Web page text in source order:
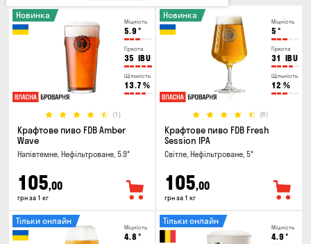
Міцність
5.9 °
Гіркота
35 IBU
Щільність
13.7 %
(1)
Новинка
Крафтове пиво FDB Amber
Wave
Напівтемне, Нефільтроване, 5.9°
105,00
грн за 1 кг
Міцність
5 °
Гіркота
31 IBU
Щільність
12 %
(6)
Новинка
Крафтове пиво FDB Fresh
Session IPA
Світле, Нефільтроване, 5°
105,00
грн за 1 кг
Міцність
4.8 °
Тільки онлайн
Міцність
4.9 °
Тільки онлайн